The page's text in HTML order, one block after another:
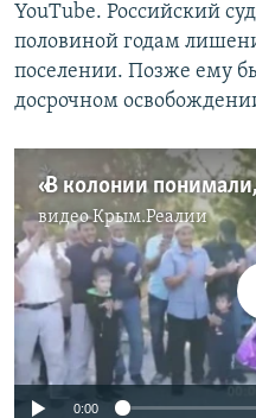
YouTube. Российский
половиной годам
поселении. Позже ему
досрочном
видеоКрым.Реалии
No media
0:00